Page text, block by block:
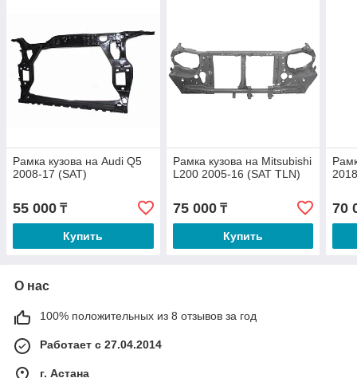
Рамка кузова на Audi Q5
2008-17 (SAT)
55 000 ₸
Купить
Рамка кузова на Mitsubishi
L200 2005-16 (SAT TLN)
75 000₸
Купить
70
О нас
100% положительных из 8 отзывов за год
Работает с 27.04.2014
г. Астана